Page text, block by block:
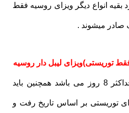
بقیه انواع دیگر ویزای روسیه فقط
صادر میشوند .
مدت اعتبار این ویزا تا حداکثر 8 روز می باشد همچنین باید
توریستی بر اساس تاریخ رفت و